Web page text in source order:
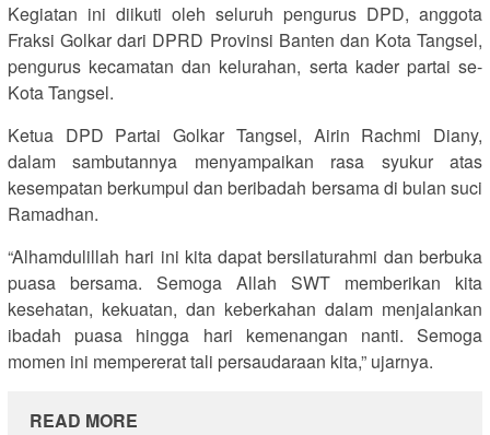
Kegiatan ini diikuti oleh seluruh pengurus DPD, anggota
Fraksi Golkar dari DPRD Provinsi Banten dan Kota Tangsel,
pengurus kecamatan dan kelurahan, serta kader partai se-
Kota Tangsel.
Ketua DPD Partai Golkar Tangsel, Airin Rachmi Diany,
dalam sambutannya menyampaikan rasa syukur atas
kesempatan berkumpul dan beribadah bersama di bulan suci
Ramadhan.
“Alhamdulillah hari ini kita dapat bersilaturahmi dan berbuka
puasa bersama. Semoga Allah SWT memberikan kita
kesehatan, kekuatan, dan keberkahan dalam menjalankan
ibadah puasa hingga hari kemenangan nanti. Semoga
momen ini mempererat tali persaudaraan kita,” ujarnya.
READ MORE